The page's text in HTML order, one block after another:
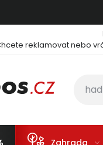
reklamovat nebo
Zahrada